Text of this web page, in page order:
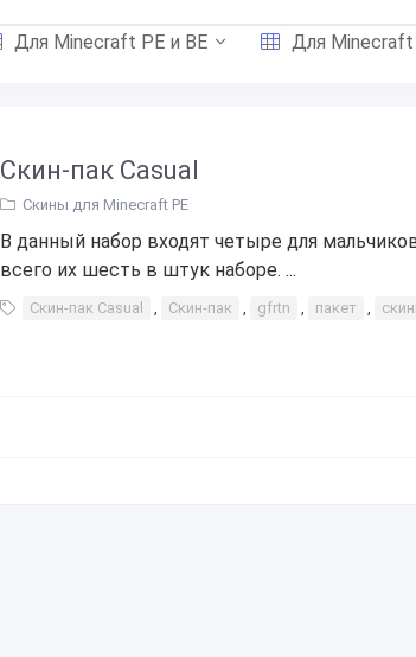
Для Minecraft PE и BE Для Minecraft
Скин-пак Casual
Скины для Minecraft PE
В данный набор входят четыре для
всего их шесть в штук наборе. ...
Скин-пак Casual , Скин-пак , gfrtn , пакет ,